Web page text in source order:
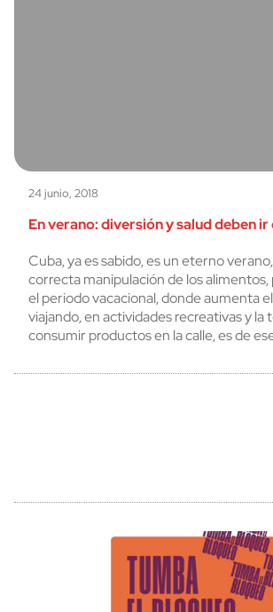
24 junio, 2018
En verano: diversión y salud deben ir
Cuba, ya es sabido, es un eterno
correcta manipulación de los
el periodo vacacional, donde aumenta
viajando, en actividades recreativas y la
consumir productos en la calle, es de